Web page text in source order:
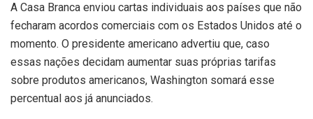
A Casa Branca enviou cartas individuais aos países que não
fecharam acordos comerciais com os Estados Unidos até o
momento. O presidente americano advertiu que, caso
essas nações decidam aumentar suas próprias tarifas
sobre produtos americanos, Washington somará esse
percentual aos já anunciados.